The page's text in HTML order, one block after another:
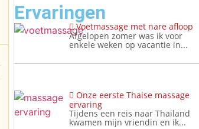
Ervaringen
Voetmassage met nare afloop
Afgelopen zomer was ik voor
enkele weken op vacantie in...
Onze eerste Thaise massage
ervaring
Tijdens een reis naar Thailand
kwamen mijn vriendin en ik...